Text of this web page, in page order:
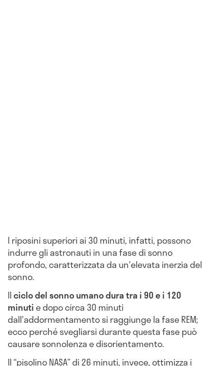
I riposini superiori ai 30 minuti, infatti, possono
indurre gli astronauti in una fase di sonno
profondo, caratterizzata da un'elevata inerzia del
sonno.
Ilciclo del sonno umano dura tra i 90 e i 120
minutie dopo circa 30 minuti
dall'addormentamento si raggiunge la fase REM;
ecco perché svegliarsi durante questa fase può
causare sonnolenza e disorientamento.
Il “pisolino NASA” di 26 minuti, invece, ottimizza i